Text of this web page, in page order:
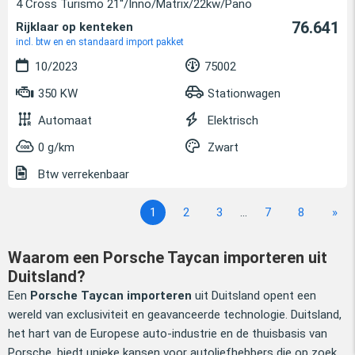
4 Cross Turismo 21''/Inno/Matrix/22kw/Pano
Rijklaar op kenteken
incl. btw en en standaard import pakket
76.641
10/2023
75002
350 KW
Stationwagen
Automaat
Elektrisch
0 g/km
Zwart
Btw verrekenbaar
1 2 3 ... 7 8 »
Waarom een Porsche Taycan importeren uit
Duitsland?
Een Porsche Taycan importeren uit Duitsland opent een
wereld van exclusiviteit en geavanceerde technologie. Duitsland,
het hart van de Europese auto-industrie en de thuisbasis van